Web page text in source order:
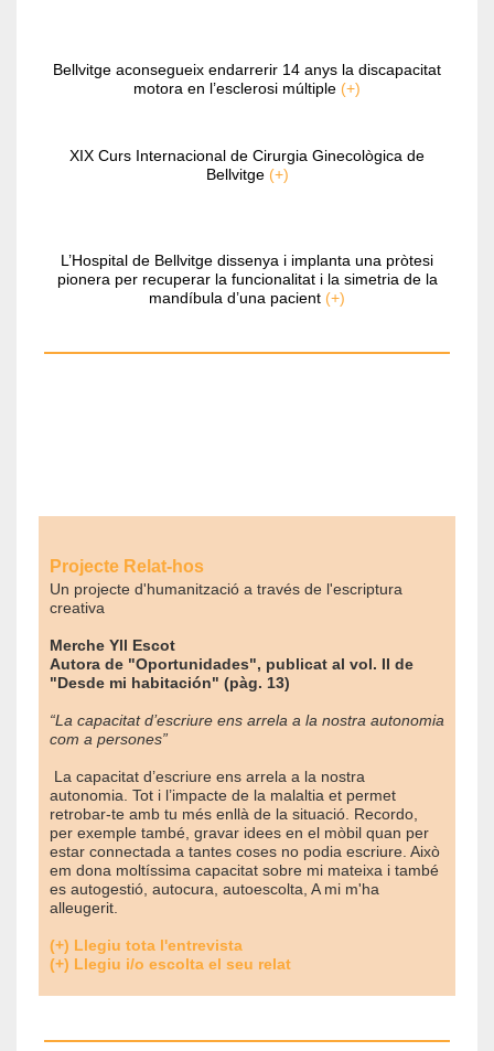
Bellvitge aconsegueix endarrerir 14 anys la discapacitat
motora en l’esclerosi múltiple (+)
XIX Curs Internacional de Cirurgia Ginecològica de
Bellvitge (+)
L’Hospital de Bellvitge dissenya i implanta una pròtesi
pionera per recuperar la funcionalitat i la simetria de la
mandíbula d’una pacient (+)
Projecte Relat-hos
Un projecte d'humanització a través de l'escriptura
creativa
Merche Yll Escot
Autora de "Oportunidades", publicat al vol. II de
"Desde mi habitación" (pàg. 13)
“La capacitat d’escriure ens arrela a la nostra autonomia
com a persones”
La capacitat d’escriure ens arrela a la nostra
autonomia. Tot i l’impacte de la malaltia et permet
retrobar-te amb tu més enllà de la situació. Recordo,
per exemple també, gravar idees en el mòbil quan per
estar connectada a tantes coses no podia escriure. Això
em dona moltíssima capacitat sobre mi mateixa i també
es autogestió, autocura, autoescolta, A mi m'ha
alleugerit.
(+) Llegiu tota l'entrevista
(+) Llegiu i/o escolta el seu relat